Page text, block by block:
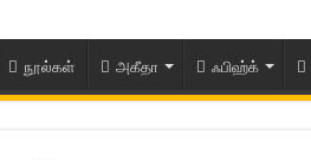
நூல்கள் அகீதா ஃபிஹ்க்